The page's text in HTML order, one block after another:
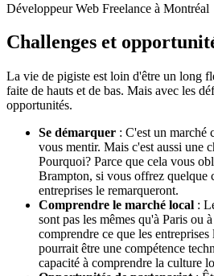
Développeur Web Freelance à Montréal
Challenges et
La vie de pigiste est loin d'être un long
faite de hauts et de bas. Mais avec les
opportunités.
Se démarquer : C'est un marché
vous mentir. Mais c'est aussi une
Pourquoi? Parce que cela vous
Brampton, si vous offrez quelque
entreprises le remarqueront.
Comprendre le marché local :
sont pas les mêmes qu'à Paris ou
comprendre ce que les
pourrait être une compétence
capacité à comprendre la culture